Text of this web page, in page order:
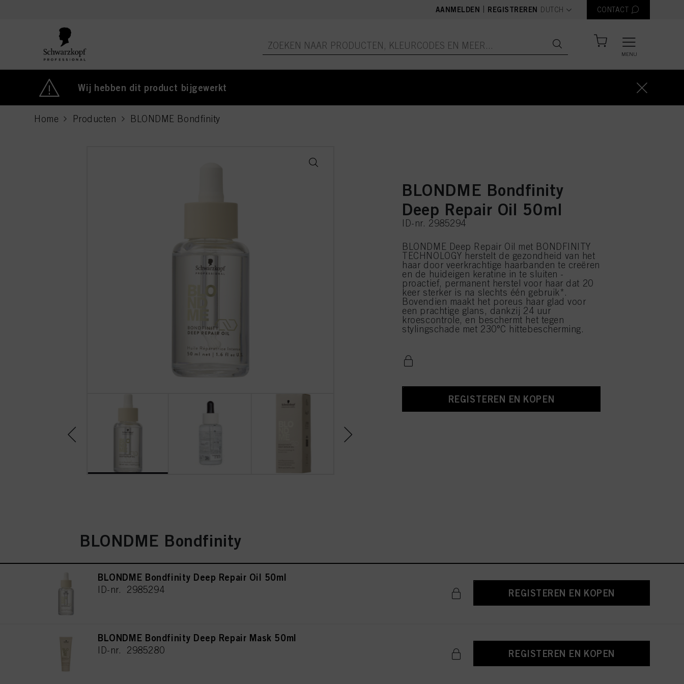
AANMELDEN REGISTREREN text.language
DUTCH CONTACT
MENU
Wij hebben dit product bijgewerkt
Home Producten BLONDME Bondfinity
current page
BLONDME Bondfinity
Deep Repair Oil 50ml
ID-nr. 2985294
BLONDME Deep Repair Oil met BONDFINITY
TECHNOLOGY herstelt de gezondheid van het
haar door veerkrachtige haarbanden te creëren
en de huideigen keratine in te sluiten -
proactief, permanent herstel voor haar dat 20
keer sterker is na slechts één gebruik*.
Bovendien maakt het poreus haar glad voor
een prachtige glans, dankzij 24 uur
kroescontrole, en beschermt het tegen
stylingschade met 230°C hittebescherming.
REGISTEREN EN KOPEN
BLONDME Bondfinity
BLONDME Bondfinity Deep Repair Oil 50ml
ID-nr. 2985294 REGISTEREN EN KOPEN
BLONDME Bondfinity Deep Repair Mask 50ml
ID-nr. 2985280 REGISTEREN EN KOPEN